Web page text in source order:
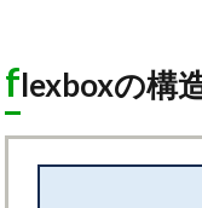
5.1. 「flex」
flexboxの構